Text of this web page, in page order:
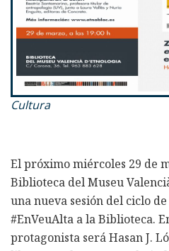
Cultura
El próximo miércoles 29 de
Biblioteca del Museu
una nueva sesión del ciclo
#EnVeuAlta a la Biblioteca.
protagonista será Hasan J.